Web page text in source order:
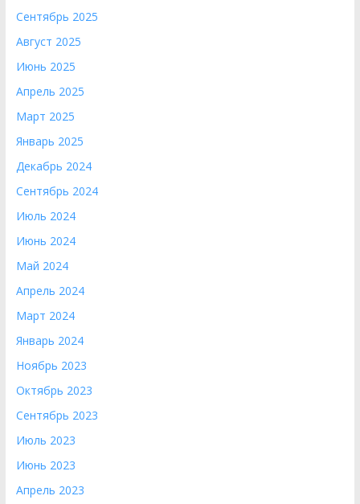
Сентябрь 2025
Август 2025
Июнь 2025
Апрель 2025
Март 2025
Январь 2025
Декабрь 2024
Сентябрь 2024
Июль 2024
Июнь 2024
Май 2024
Апрель 2024
Март 2024
Январь 2024
Ноябрь 2023
Октябрь 2023
Сентябрь 2023
Июль 2023
Июнь 2023
Апрель 2023